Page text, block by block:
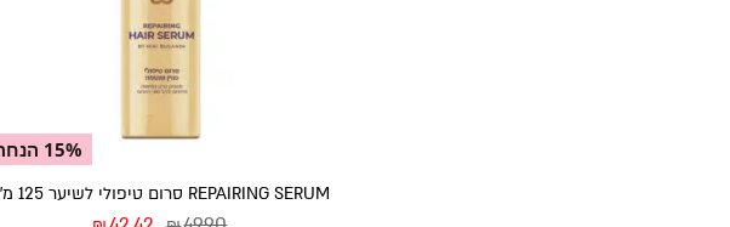
15% הנחה🎀
REPAIRING SERUM סרום טיפולי לשיער 125 מ”ל